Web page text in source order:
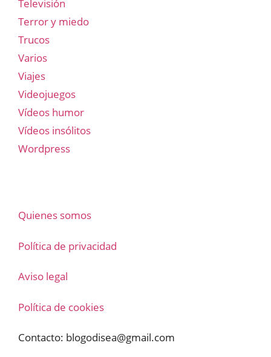
Televisión
Terror y miedo
Trucos
Varios
Viajes
Videojuegos
Vídeos humor
Vídeos insólitos
Wordpress
Quienes somos
Política de privacidad
Aviso legal
Política de cookies
Contacto: blogodisea@gmail.com